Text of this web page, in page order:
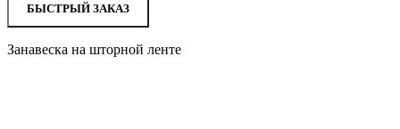
БЫСТРЫЙ ЗАКАЗ
Занавеска на шторной ленте